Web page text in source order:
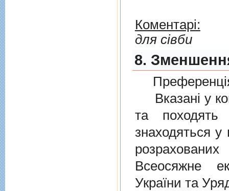
Коментарі:
для сівби
8.
Вказані у
та походять
знаходяться у
Всеосяжне
України та